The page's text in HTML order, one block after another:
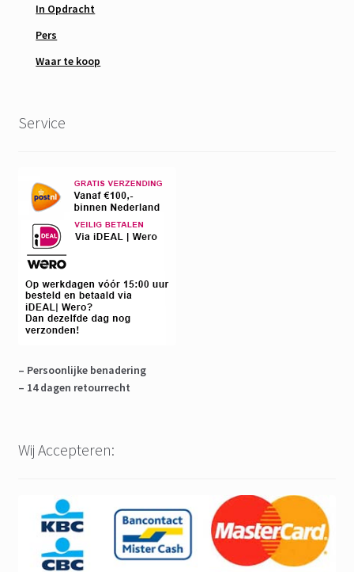
In Opdracht
Pers
Waar te koop
Service
– Persoonlijke benadering
– 14 dagen retourrecht
Wij Accepteren: